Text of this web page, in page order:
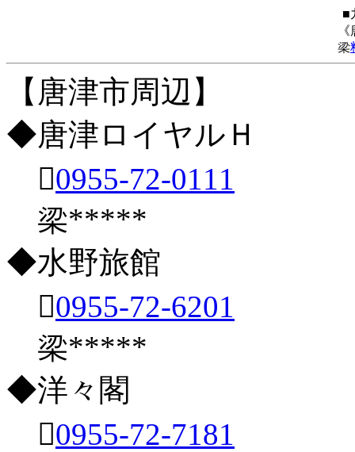
■
梁
【唐津市周辺】
◆唐津ロイヤルＨ
0955-72-0111
梁*****
◆水野旅館
0955-72-6201
梁*****
◆洋々閣
0955-72-7181